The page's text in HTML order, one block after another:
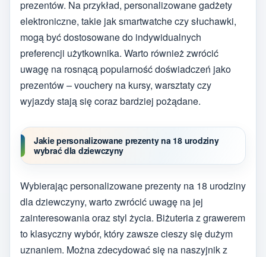
prezentów. Na przykład, personalizowane gadżety
elektroniczne, takie jak smartwatche czy słuchawki,
mogą być dostosowane do indywidualnych
preferencji użytkownika. Warto również zwrócić
uwagę na rosnącą popularność doświadczeń jako
prezentów – vouchery na kursy, warsztaty czy
wyjazdy stają się coraz bardziej pożądane.
Jakie personalizowane prezenty na 18 urodziny
wybrać dla dziewczyny
Wybierając personalizowane prezenty na 18 urodziny
dla dziewczyny, warto zwrócić uwagę na jej
zainteresowania oraz styl życia. Biżuteria z grawerem
to klasyczny wybór, który zawsze cieszy się dużym
uznaniem. Można zdecydować się na naszyjnik z